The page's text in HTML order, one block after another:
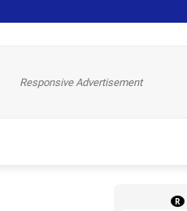
Responsive Advertisement
R